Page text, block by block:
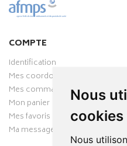
Nous
cookies
Nous
COMPTE
Identification
Mes coordonnées
Mes commandes
Mon panier
Mes favoris
Ma messagerie